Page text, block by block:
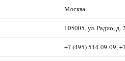
Москва
105005, ул. Радио, д.
+7 (495) 514-09-09,